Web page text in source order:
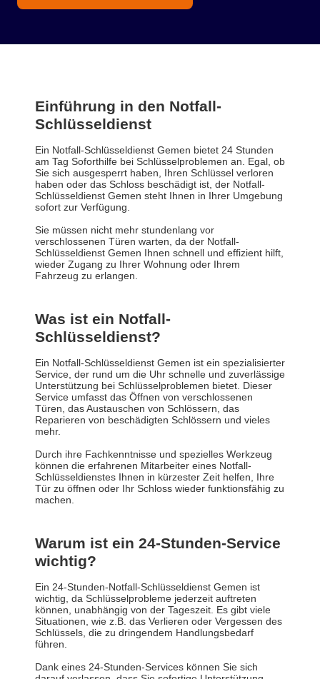
Einführung in den Notfall-
Schlüsseldienst
Ein Notfall-Schlüsseldienst Gemen bietet 24 Stunden
am Tag Soforthilfe bei Schlüsselproblemen an. Egal, ob
Sie sich ausgesperrt haben, Ihren Schlüssel verloren
haben oder das Schloss beschädigt ist, der Notfall-
Schlüsseldienst Gemen steht Ihnen in Ihrer Umgebung
sofort zur Verfügung.
Sie müssen nicht mehr stundenlang vor
verschlossenen Türen warten, da der Notfall-
Schlüsseldienst Gemen Ihnen schnell und effizient hilft,
wieder Zugang zu Ihrer Wohnung oder Ihrem
Fahrzeug zu erlangen.
Was ist ein Notfall-
Schlüsseldienst?
Ein Notfall-Schlüsseldienst Gemen ist ein spezialisierter
Service, der rund um die Uhr schnelle und zuverlässige
Unterstützung bei Schlüsselproblemen bietet. Dieser
Service umfasst das Öffnen von verschlossenen
Türen, das Austauschen von Schlössern, das
Reparieren von beschädigten Schlössern und vieles
mehr.
Durch ihre Fachkenntnisse und spezielles Werkzeug
können die erfahrenen Mitarbeiter eines Notfall-
Schlüsseldienstes Ihnen in kürzester Zeit helfen, Ihre
Tür zu öffnen oder Ihr Schloss wieder funktionsfähig zu
machen.
Warum ist ein 24-Stunden-Service
wichtig?
Ein 24-Stunden-Notfall-Schlüsseldienst Gemen ist
wichtig, da Schlüsselprobleme jederzeit auftreten
können, unabhängig von der Tageszeit. Es gibt viele
Situationen, wie z.B. das Verlieren oder Vergessen des
Schlüssels, die zu dringendem Handlungsbedarf
führen.
Dank eines 24-Stunden-Services können Sie sich